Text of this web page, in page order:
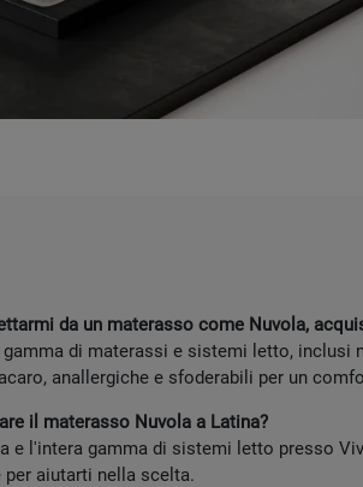
da un materasso come Nuvola,
di materassi e sistemi letto,
anallergiche e sfoderabili per un
il materasso Nuvola a Latina?
e l'intera gamma di sistemi letto presso
aiutarti nella scelta.